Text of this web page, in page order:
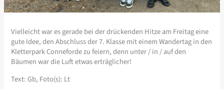
Vielleicht war es gerade bei der drückenden Hitze am Freitag eine
gute Idee, den Abschluss der 7. Klasse mit einem Wandertag in den
Kletterpark Conneforde zu feiern, denn unter / in / auf den
Bäumen war die Luft etwas erträglicher!
Text: Gb, Foto(s): Lt